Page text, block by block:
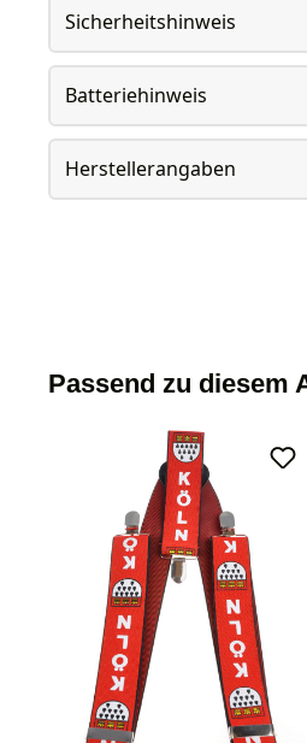
Sicherheitshinweis
Batteriehinweis
Herstellerangaben
Passend zu diesem